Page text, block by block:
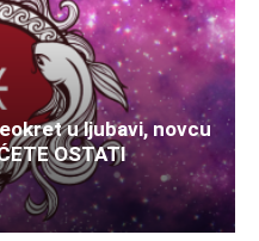
raspoloženje.
Dobar period za nešto
u ljubavi, novcu
OSTATI